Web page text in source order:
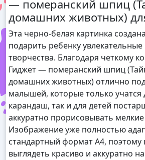
— померанский шпиц
домашних животных)
Эта черно-белая картинка
подарить ребенку
творчества. Благодаря четкому
Гиджет — померанский шпиц
домашних животных) отлично
малышей, которые только учатся
карандаш, так и для детей
аккуратно прорисовывать мелкие
Изображение уже полностью
стандартный формат А4, поэтому
выглядеть красиво и аккуратно